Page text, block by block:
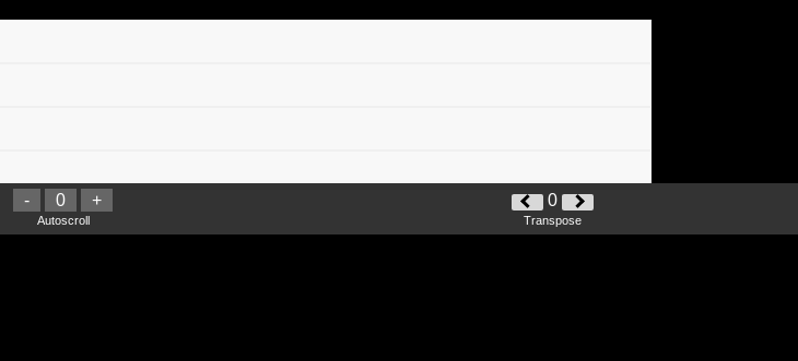
- 0 +
Autoscroll
0
Transpose